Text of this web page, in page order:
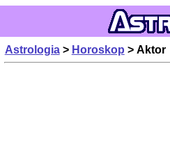
Astrologia> Horoskop > Aktor